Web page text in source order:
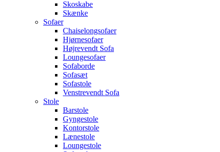
Skoskabe
Skænke
Sofaer
Chaiselongsofaer
Hjørnesofaer
Højrevendt Sofa
Loungesofaer
Sofaborde
Sofasæt
Sofastole
Venstrevendt Sofa
Stole
Barstole
Gyngestole
Kontorstole
Lænestole
Loungestole